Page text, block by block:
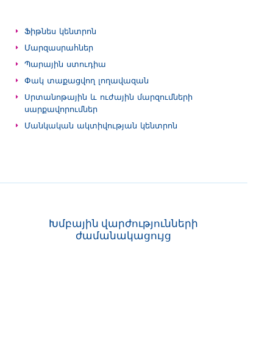
Ֆիթնես կենտրոն
Մարզասրահներ
Պարային ստուդիա
Փակ տաքացվող լողավազան
Սրտանոթային և ուժային մարզումների
սարքավորումներ
Մանկական ակտիվության կենտրոն
Խմբային վարժությունների
ժամանակացույց